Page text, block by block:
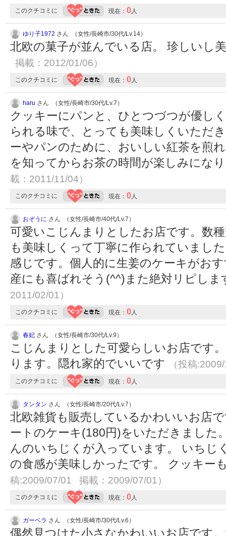
このクチコミに 現在： 0人
ゆり子1972 さん （女性/長崎市/30代/Lv.14）
北欧の菓子が並んでいる店。 珍しいし
掲載：2012/01/06）
このクチコミに 現在： 0人
haru さん （女性/長崎市/30代/Lv.7）
クッキーにパンと、ひとつづつが優し
られる味で、とっても美味しくいただ
ーやパンのために、おいしい紅茶を煎
を知ってからお茶の時間が楽しみにな
載：2011/11/04）
このクチコミに 現在： 0人
おぞうに さん （女性/長崎市/40代/Lv.7）
可愛いこじんまりとしたお店です。数
も美味しくって丁寧に作られていまし
感じです。個人的に生姜のケーキがお
産にも喜ばれそう(^^)また絶対リピし
2011/02/01）
このクチコミに 現在： 0人
春妃 さん （女性/長崎市/30代/Lv.9）
こじんまりとした可愛らしいお店です
ります。隠れ家的でいいです
（投稿
このクチコミに 現在： 0人
タンタン さん （女性/長崎市/20代/Lv.7）
北欧雑貨も販売しているかわいいお店
ートのケーキ(180円)をいただきました
んのいちじくが入っています。 いちじ
の食感が美味しかったです。 クッキー
稿:2009/07/01 掲載：2009/07/01）
このクチコミに 現在： 0人
ガーベラ さん （女性/長崎市/30代/Lv.6）
偶然見つけた小さなかわいいお店です